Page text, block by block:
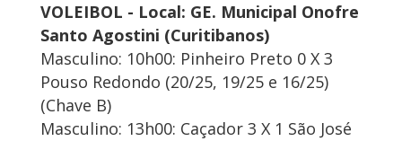
VOLEIBOL - Local: GE. Municipal Onofre
Santo Agostini (Curitibanos)
Masculino: 10h00: Pinheiro Preto 0 X 3
Pouso Redondo (20/25, 19/25 e 16/25)
(Chave B)
Masculino: 13h00: Caçador 3 X 1 São José